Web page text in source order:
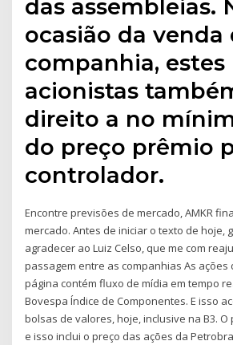
das assembleias.
ocasião da venda
companhia, estes
acionistas
direito a no
do preço prêmio
controlador.
Encontre previsões de mercado, AMKR
mercado. Antes de iniciar o texto de hoje,
agradecer ao Luiz Celso, que me com
passagem entre as companhias As ações
página contém fluxo de mídia em tempo
Bovespa Índice de Componentes. E isso
bolsas de valores, hoje, inclusive na B3. O
e isso inclui o preço das ações da